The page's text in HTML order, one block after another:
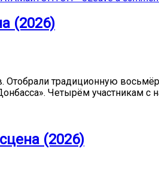
(2026)
Отобрали традиционную
Четырём участникам
(2026)